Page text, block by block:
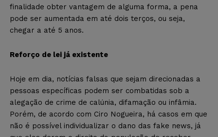
finalidade obter vantagem de alguma forma, a pena
pode ser aumentada em até dois terços, ou seja,
chegar a até 5 anos.
Reforço de lei já existente
Hoje em dia, notícias falsas que sejam direcionadas a
pessoas específicas podem ser combatidas sob a
alegação de crime de calúnia, difamação ou infâmia.
Porém, de acordo com Ciro Nogueira, há casos em que
não é possível individualizar o dano das fake news, já